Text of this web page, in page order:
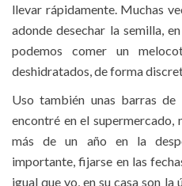
llevar rápidamente. Muchas
adonde desechar la semilla,
podemos comer un
deshidratados, de forma
Uso también unas barras
encontré en el supermercado,
más de un año en la
importante, fijarse en las
igual que yo, en su casa son la